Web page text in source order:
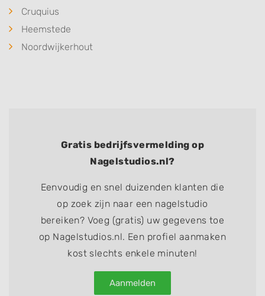
Cruquius
Heemstede
Noordwijkerhout
Gratis bedrijfsvermelding op
Nagelstudios.nl?
Eenvoudig en snel duizenden klanten die
op zoek zijn naar een nagelstudio
bereiken? Voeg (gratis) uw gegevens toe
op Nagelstudios.nl. Een profiel aanmaken
kost slechts enkele minuten!
Aanmelden